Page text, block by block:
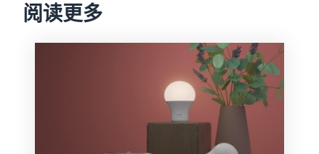
阅读更多